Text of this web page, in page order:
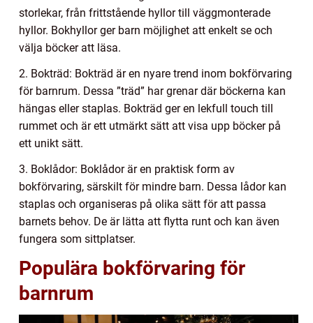
storlekar, från frittstående hyllor till väggmonterade
hyllor. Bokhyllor ger barn möjlighet att enkelt se och
välja böcker att läsa.
2. Bokträd: Bokträd är en nyare trend inom bokförvaring
för barnrum. Dessa ”träd” har grenar där böckerna kan
hängas eller staplas. Bokträd ger en lekfull touch till
rummet och är ett utmärkt sätt att visa upp böcker på
ett unikt sätt.
3. Boklådor: Boklådor är en praktisk form av
bokförvaring, särskilt för mindre barn. Dessa lådor kan
staplas och organiseras på olika sätt för att passa
barnets behov. De är lätta att flytta runt och kan även
fungera som sittplatser.
Populära bokförvaring för
barnrum